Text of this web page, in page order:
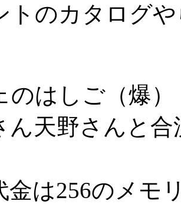
トのカタログ
のはしご（爆）
ん天野さんと
金は256のメモ